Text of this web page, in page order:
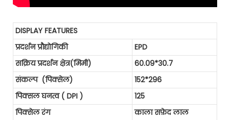
DISPLAY FEATURES
प्रदर्शन प्रौद्योगिकी
EPD
सक्रिय प्रदर्शन क्षेत्र(मिमी)
60.09*30.7
संकल्प (पिक्सेल)
152*296
पिक्सल घनत्व ( DPI )
125
पिक्सेल रंग
काला सफ़ेद लाल